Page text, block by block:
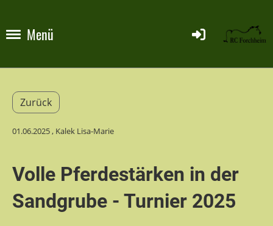
Menü
Zurück
01.06.2025, Kalek Lisa-Marie
Volle Pferdestärken in der
Sandgrube - Turnier 2025